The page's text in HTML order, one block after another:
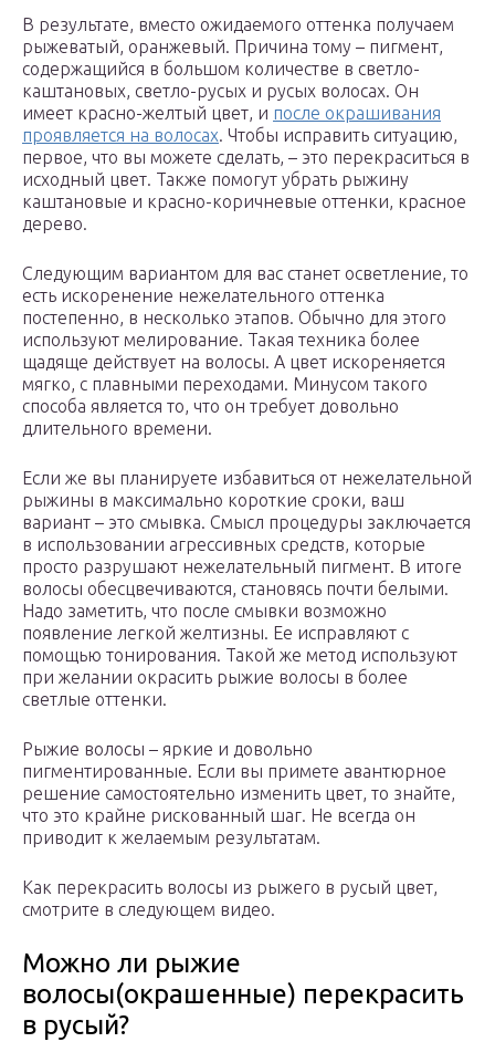
В результате, вместо ожидаемого оттенка получаем
рыжеватый, оранжевый. Причина тому – пигмент,
содержащийся в большом количестве в светло-
каштановых, светло-русых и русых волосах. Он
имеет красно-желтый цвет, и после окрашивания
проявляется на волосах. Чтобы исправить ситуацию,
первое, что вы можете сделать, – это перекраситься в
исходный цвет. Также помогут убрать рыжину
каштановые и красно-коричневые оттенки, красное
дерево.
Следующим вариантом для вас станет осветление, то
есть искоренение нежелательного оттенка
постепенно, в несколько этапов. Обычно для этого
используют мелирование. Такая техника более
щадяще действует на волосы. А цвет искореняется
мягко, с плавными переходами. Минусом такого
способа является то, что он требует довольно
длительного времени.
Если же вы планируете избавиться от нежелательной
рыжины в максимально короткие сроки, ваш
вариант – это смывка. Смысл процедуры заключается
в использовании агрессивных средств, которые
просто разрушают нежелательный пигмент. В итоге
волосы обесцвечиваются, становясь почти белыми.
Надо заметить, что после смывки возможно
появление легкой желтизны. Ее исправляют с
помощью тонирования. Такой же метод используют
при желании окрасить рыжие волосы в более
светлые оттенки.
Рыжие волосы – яркие и довольно
пигментированные. Если вы примете авантюрное
решение самостоятельно изменить цвет, то знайте,
что это крайне рискованный шаг. Не всегда он
приводит к желаемым результатам.
Как перекрасить волосы из рыжего в русый цвет,
смотрите в следующем видео.
Можно ли рыжие
волосы(окрашенные) перекрасить
в русый?